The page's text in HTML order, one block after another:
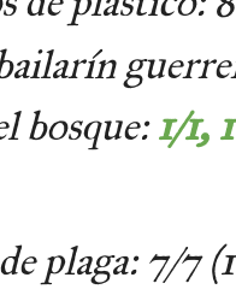
bosque:1/1,
plaga: 7/7